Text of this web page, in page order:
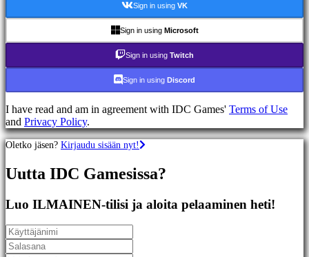
games
games
games
games
Demot
Yhteisö
Gameplay
sisäiset
Uutiset
Media
Oppaat
Sign in using VK
Sign in using Microsoft
Sign in using Twitch
Sign in using Discord
I have read and am in agreement with IDC Games' Terms of Use
and Privacy Policy.
Oletko jäsen? Kirjaudu sisään nyt!
Uutta IDC Gamesissa?
Luo ILMAINEN-tilisi ja aloita pelaaminen heti!